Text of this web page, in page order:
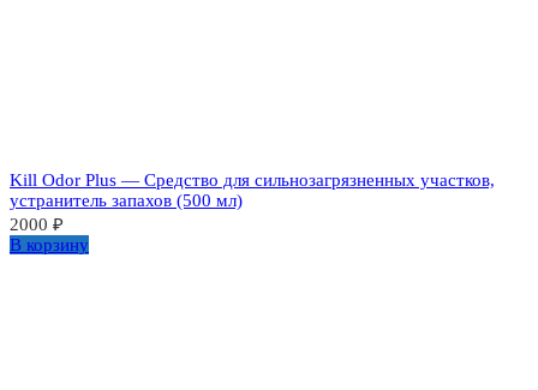
Kill Odor Plus — Средство для сильнозагрязненных участков,
устранитель запахов (500 мл)
2000 ₽
В корзину